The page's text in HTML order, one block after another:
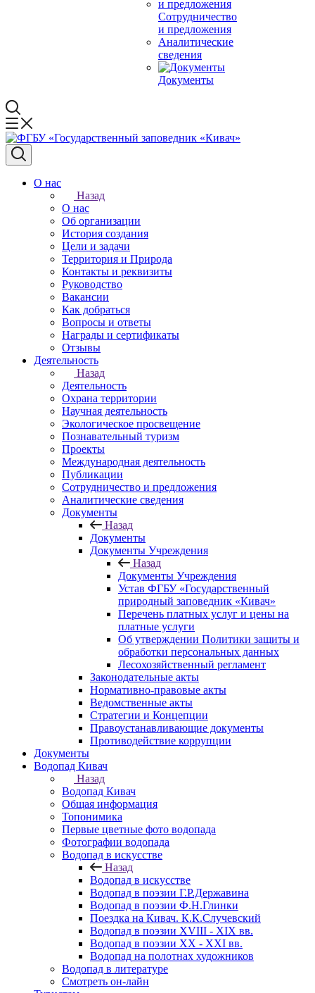
Сотрудничество
и предложения
Аналитические
сведения
Документы
О нас
Назад
О нас
Об организации
История создания
Цели и задачи
Территория и Природа
Контакты и реквизиты
Руководство
Вакансии
Как добраться
Вопросы и ответы
Награды и сертификаты
Отзывы
Деятельность
Назад
Деятельность
Охрана территории
Научная деятельность
Экологическое просвещение
Познавательный туризм
Проекты
Международная деятельность
Публикации
Сотрудничество и предложения
Аналитические сведения
Документы
Назад
Документы
Документы Учреждения
Назад
Документы Учреждения
Устав ФГБУ «Государственный
природный заповедник «Кивач»
Перечень платных услуг и цены на
платные услуги
Об утверждении Политики защиты и
обработки персональных данных
Лесохозяйственный регламент
Законодательные акты
Нормативно-правовые акты
Ведомственные акты
Стратегии и Концепции
Правоустанавливающие документы
Противодействие коррупции
Документы
Водопад Кивач
Назад
Водопад Кивач
Общая информация
Топонимика
Первые цветные фото водопада
Фотографии водопада
Водопад в искусстве
Назад
Водопад в искусстве
Водопад в поэзии Г.Р.Державина
Водопад в поэзии Ф.Н.Глинки
Поездка на Кивач. К.К.Случевский
Водопад в поэзии XVIII - XIX вв.
Водопад в поэзии XX - XXI вв.
Водопад на полотнах художников
Водопад в литературе
Смотреть он-лайн